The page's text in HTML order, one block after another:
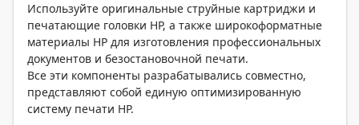
Используйте оригинальные струйные картриджи и
печатающие головки HP, а также широкоформатные
материалы HP для изготовления профессиональных
документов и безостановочной печати.
Все эти компоненты разрабатывались совместно,
представляют собой единую оптимизированную
систему печати HP.